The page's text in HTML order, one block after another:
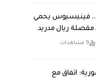
فينيسيوس يحمي
مقصلة ريال مدريد
9 مشاهدات
اتفاق مع